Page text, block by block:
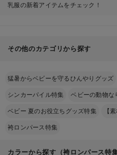
乳服の新着アイテムをチェック！
その他のカテゴリから探す
猛暑からベビーを守るひんやりグッズ
シンカーパイル特集 ベビーの動物な
ベビー 夏のお役立ちグッズ特集 【
袴ロンパース特集
カラーから探す（袴ロンパース特集